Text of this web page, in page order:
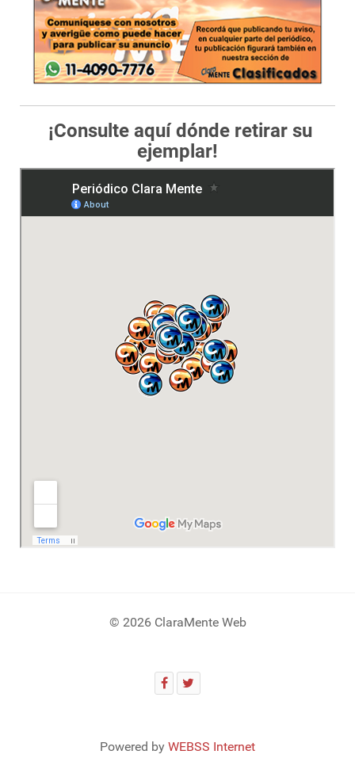
¡Consulte aquí dónde retirar su
ejemplar!
© 2026 ClaraMente Web
Powered by WEBSS Internet